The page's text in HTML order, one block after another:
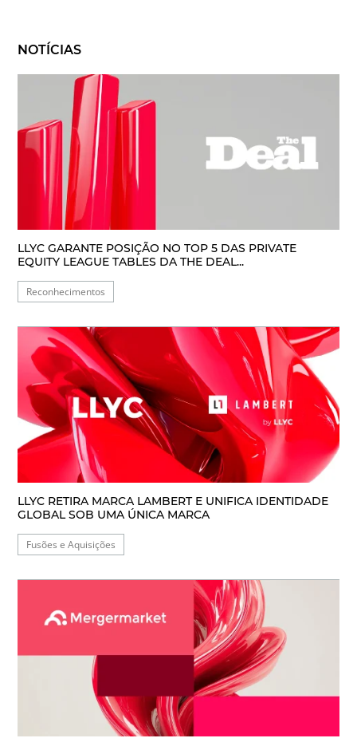
NOTÍCIAS
LLYC GARANTE POSIÇÃO NO TOP 5 DAS PRIVATE
EQUITY LEAGUE TABLES DA THE DEAL...
Reconhecimentos
LLYC RETIRA MARCA LAMBERT E UNIFICA IDENTIDADE
GLOBAL SOB UMA ÚNICA MARCA
Fusões e Aquisições